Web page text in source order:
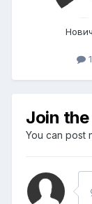
1
Join
You can post